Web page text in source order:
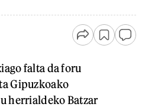
falta da foru
Gipuzkoako
herrialdeko Batzar